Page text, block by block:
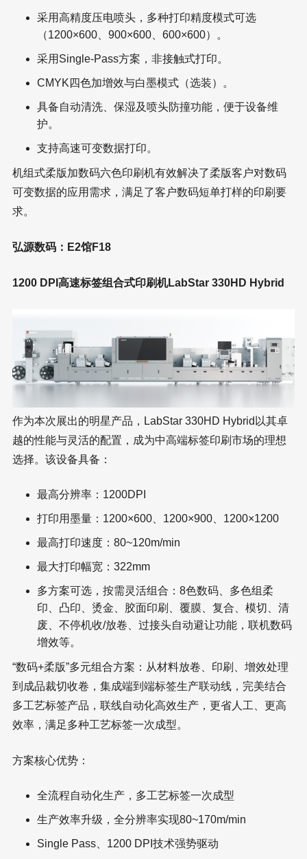
采用高精度压电喷头，多种打印精度模式可选
（1200×600、900×600、600×600）。
采用Single-Pass方案，非接触式打印。
CMYK四色加增效与白墨模式（选装）。
具备自动清洗、保湿及喷头防撞功能，便于设备维
护。
支持高速可变数据打印。
机组式柔版加数码六色印刷机有效解决了柔版客户对数码
可变数据的应用需求，满足了客户数码短单打样的印刷要
求。
弘源数码：E2馆F18
1200 DPI高速标签组合式印刷机LabStar 330HD Hybrid
作为本次展出的明星产品，LabStar 330HD Hybrid以其卓
越的性能与灵活的配置，成为中高端标签印刷市场的理想
选择。该设备具备：
最高分辨率：1200DPI
打印用墨量：1200×600、1200×900、1200×1200
最高打印速度：80~120m/min
最大打印幅宽：322mm
多方案可选，按需灵活组合：8色数码、多色组柔
印、凸印、烫金、胶面印刷、覆膜、复合、模切、清
废、不停机收/放卷、过接头自动避让功能，联机数码
增效等。
“数码+柔版”多元组合方案：从材料放卷、印刷、增效处理
到成品裁切收卷，集成端到端标签生产联动线，完美结合
多工艺标签产品，联线自动化高效生产，更省人工、更高
效率，满足多种工艺标签一次成型。
方案核心优势：
全流程自动化生产，多工艺标签一次成型
生产效率升级，全分辨率实现80~170m/min
Single Pass、1200 DPI技术强势驱动